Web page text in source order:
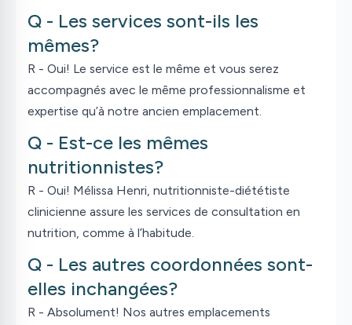
Q - Les services sont-ils les
mêmes?
R - Oui! Le service est le même et vous serez
accompagnés avec le même professionnalisme et
expertise qu’à notre ancien emplacement.
Q - Est-ce les mêmes
nutritionnistes?
R - Oui! Mélissa Henri, nutritionniste-diététiste
clinicienne assure les services de consultation en
nutrition, comme à l’habitude.
Q - Les autres coordonnées sont-
elles inchangées?
R - Absolument! Nos autres emplacements